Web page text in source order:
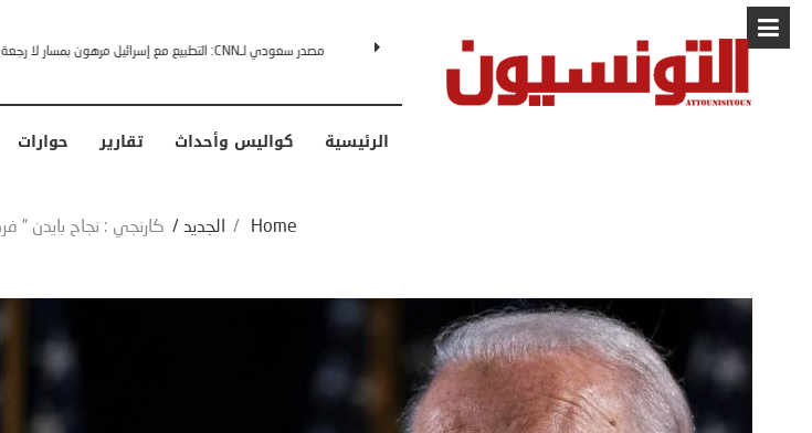
البابا: “لا أخشى ترامب” .. ردا على انتقادات وجهها له الرئيس الأمريكي
الرئيسية كواليس وأحداث تقارير حوارات
Home
/ الجديد / كارنجي : نجاح بايدن ”